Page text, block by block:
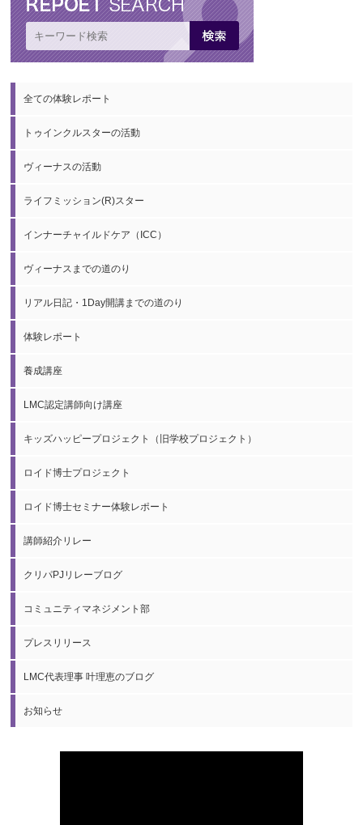
全ての体験レポート
トゥインクルスターの活動
ヴィーナスの活動
ライフミッション(R)スター
インナーチャイルドケア（ICC）
ヴィーナスまでの道のり
リアル日記・1Day開講までの道のり
体験レポート
養成講座
LMC認定講師向け講座
キッズハッピープロジェクト（旧学校プロジェクト）
ロイド博士プロジェクト
ロイド博士セミナー体験レポート
講師紹介リレー
クリパPJリレーブログ
コミュニティマネジメント部
プレスリリース
LMC代表理事 叶理恵のブログ
お知らせ